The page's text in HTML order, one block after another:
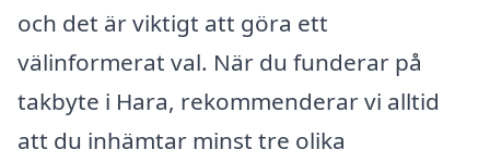
och det är viktigt att göra ett
välinformerat val. När du funderar på
takbyte i Hara, rekommenderar vi alltid
att du inhämtar minst tre olika